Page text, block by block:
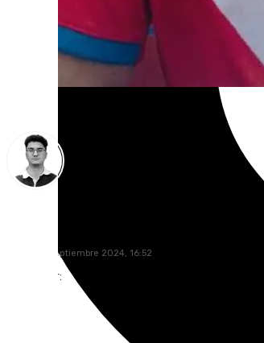
sábado, 7 septiembre 2024, 16:52
Compartir: